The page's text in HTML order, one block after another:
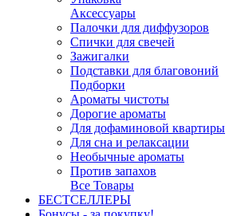
Аксессуары
Палочки для диффузоров
Спички для свечей
Зажигалки
Подставки для благовоний
Подборки
Ароматы чистоты
Дорогие ароматы
Для дофаминовой квартиры
Для сна и релаксации
Необычные ароматы
Против запахов
Все Товары
БЕСТСЕЛЛЕРЫ